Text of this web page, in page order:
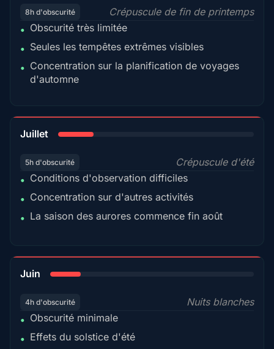
8h d'obscurité
Crépuscule de fin de printemps
• Obscurité très limitée
• Seules les tempêtes extrêmes visibles
• Concentration sur la planification de voyages
d'automne
Juillet
5h d'obscurité
Crépuscule d'été
• Conditions d'observation difficiles
• Concentration sur d'autres activités
• La saison des aurores commence fin août
Juin
4h d'obscurité
Nuits blanches
• Obscurité minimale
• Effets du solstice d'été